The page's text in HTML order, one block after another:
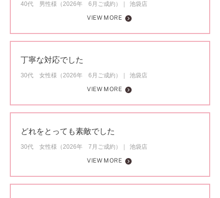
40代 男性様（2026年 6月ご成約）
池袋店
VIEW MORE
丁寧な対応でした
30代 女性様（2026年 6月ご成約）
池袋店
VIEW MORE
どれをとっても素敵でした
30代 女性様（2026年 7月ご成約）
池袋店
VIEW MORE